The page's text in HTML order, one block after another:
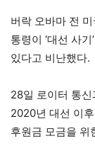
버락 오바마 전
통령이 ‘대선 사
있다고 비난했다.
28일 로이터 통
2020년 대선 이
후원금 모금을 위